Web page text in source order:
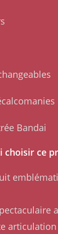
Bandai
choisir ce